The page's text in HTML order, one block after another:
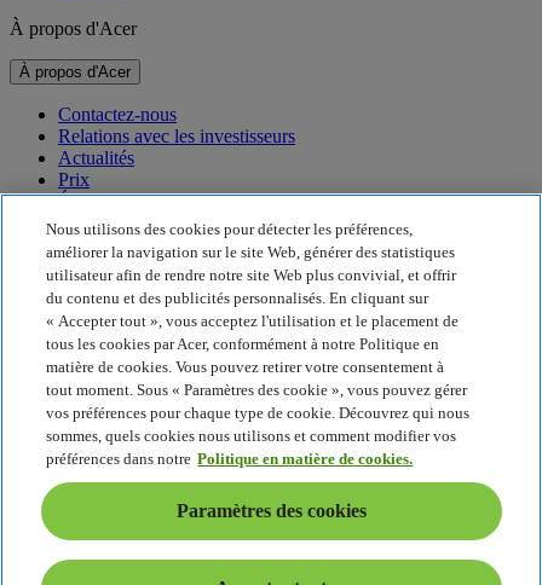
À propos d'Acer
À propos d'Acer
Contactez-nous
Relations avec les investisseurs
Actualités
Prix
Événements
Développement durable
Développement durable
Responsabilité sociale de l'entreprise
Empreinte carbone du produit
Project Humanity
Earthion
Politique de confidentialité
Politique en matière de cookies
Mentions légales
Informations légales supplémentaires
Politique en matière d'accessibilité
Paramètres des cookies
France - Français
Nous utilisons des cookies pour détecter les préférences,
améliorer la navigation sur le site Web, générer des statistiques
utilisateur afin de rendre notre site Web plus convivial, et offrir
du contenu et des publicités personnalisés. En cliquant sur
« Accepter tout », vous acceptez l'utilisation et le placement de
tous les cookies par Acer, conformément à notre Politique en
matière de cookies. Vous pouvez retirer votre consentement à
tout moment. Sous « Paramètres des cookie », vous pouvez gérer
vos préférences pour chaque type de cookie. Découvrez qui nous
sommes, quels cookies nous utilisons et comment modifier vos
préférences dans notre Politique en matière de cookies.
Paramètres des cookies